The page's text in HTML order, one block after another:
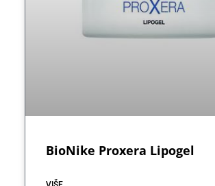
BioNike Proxera Lipogel